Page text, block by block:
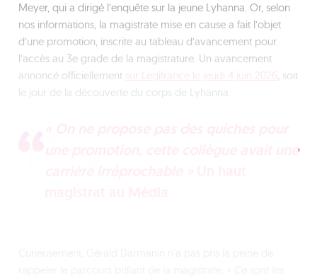
Meyer, qui a dirigé l’enquête sur la jeune Lyhanna. Or, selon
nos informations, la magistrate mise en cause a fait l’objet
d’une promotion, inscrite au tableau d’avancement pour
l’accès au 3e grade de la magistrature. Un avancement
annoncé officiellement sur Legifrance le jeudi 4 juin 2026, soit
le jour de la découverte du corps de Lyhanna.